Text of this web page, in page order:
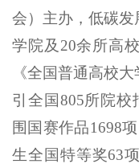
会）主办，低碳
学院及20余所高
《全国普通高校
引全国805所院校
围国赛作品1698
生全国特等奖63